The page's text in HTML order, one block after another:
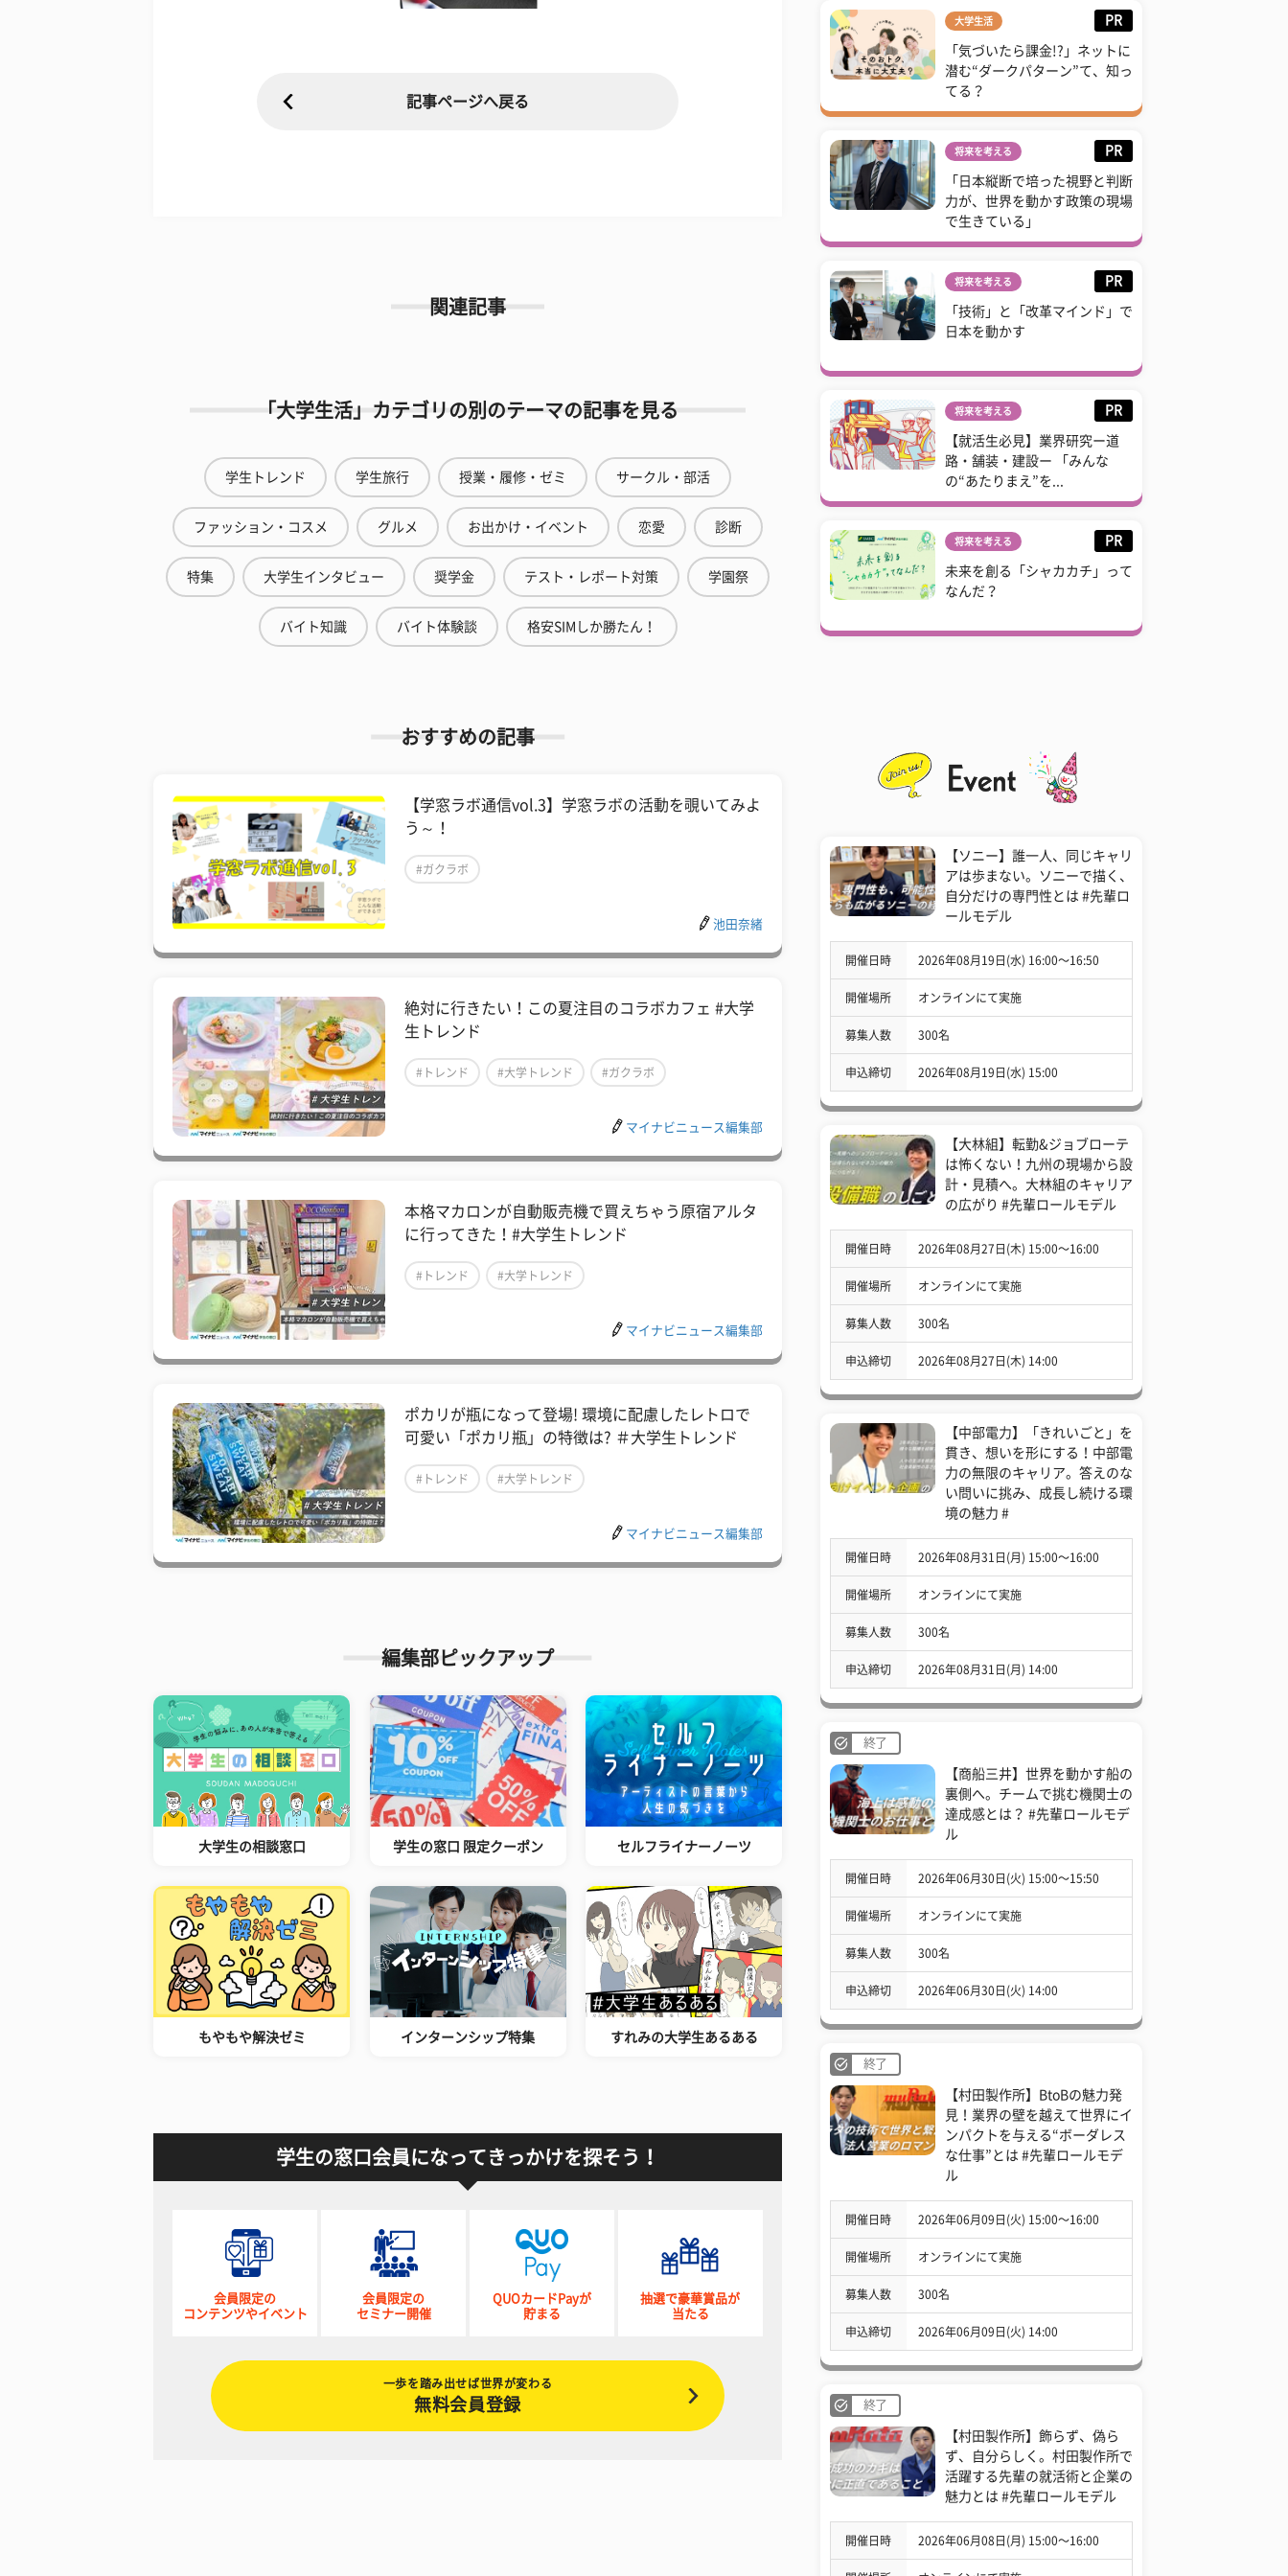
記事ページへ戻る
関連記事
「大学生活」カテゴリの別のテーマの記事を見る
学生トレンド 学生旅行 授業・履修・ゼミ サークル・部活
ファッション・コスメ グルメ お出かけ・イベント 恋愛 診断
特集 大学生インタビュー 奨学金 テスト・レポート対策 学園祭
バイト知識 バイト体験談 格安SIMしか勝たん！
おすすめの記事
【学窓ラボ通信vol.3】学窓ラボの活動を覗いてみよ
う～！
#ガクラボ
池田奈緒
絶対に行きたい！この夏注目のコラボカフェ #大学
生トレンド
#トレンド #大学トレンド #ガクラボ
マイナビニュース編集部
本格マカロンが自動販売機で買えちゃう原宿アルタ
に行ってきた！#大学生トレンド
#トレンド #大学トレンド
マイナビニュース編集部
ポカリが瓶になって登場! 環境に配慮したレトロで
可愛い「ポカリ瓶」の特徴は? ＃大学生トレンド
#トレンド #大学トレンド
マイナビニュース編集部
編集部ピックアップ
大学生の相談窓口 学生の窓口 限定クーポン セルフライナーノーツ
もやもや解決ゼミ インターンシップ特集 すれみの大学生あるある
学生の窓口会員になってきっかけを探そう！
会員限定の
コンテンツやイベント
会員限定の
セミナー開催
QUOカードPayが
貯まる
抽選で豪華賞品が
当たる
一歩を踏み出せば世界が変わる
無料会員登録
大学生活 PR
「気づいたら課金!?」ネットに
潜む“ダークパターン”て、知っ
てる？
将来を考える PR
「日本縦断で培った視野と判断
力が、世界を動かす政策の現場
で生きている」
将来を考える PR
「技術」と「改革マインド」で
日本を動かす
将来を考える PR
【就活生必見】業界研究ー道
路・舗装・建設ー 「みんな
の“あたりまえ”を...
将来を考える PR
未来を創る「シャカカチ」って
なんだ？
【ソニー】誰一人、同じキャリ
アは歩まない。ソニーで描く、
自分だけの専門性とは #先輩ロ
ールモデル
開催日時 2026年08月19日(水) 16:00〜16:50
開催場所 オンラインにて実施
募集人数 300名
申込締切 2026年08月19日(水) 15:00
【大林組】転勤&ジョブローテ
は怖くない！九州の現場から設
計・見積へ。大林組のキャリア
の広がり #先輩ロールモデル
開催日時 2026年08月27日(木) 15:00〜16:00
開催場所 オンラインにて実施
募集人数 300名
申込締切 2026年08月27日(木) 14:00
【中部電力】「きれいごと」を
貫き、想いを形にする！中部電
力の無限のキャリア。答えのな
い問いに挑み、成長し続ける環
境の魅力 #
開催日時 2026年08月31日(月) 15:00〜16:00
開催場所 オンラインにて実施
募集人数 300名
申込締切 2026年08月31日(月) 14:00
終了
【商船三井】世界を動かす船の
裏側へ。チームで挑む機関士の
達成感とは？ #先輩ロールモデ
ル
開催日時 2026年06月30日(火) 15:00〜15:50
開催場所 オンラインにて実施
募集人数 300名
申込締切 2026年06月30日(火) 14:00
終了
【村田製作所】BtoBの魅力発
見！業界の壁を越えて世界にイ
ンパクトを与える“ボーダレス
な仕事”とは #先輩ロールモデ
ル
開催日時 2026年06月09日(火) 15:00〜16:00
開催場所 オンラインにて実施
募集人数 300名
申込締切 2026年06月09日(火) 14:00
終了
【村田製作所】飾らず、偽ら
ず、自分らしく。村田製作所で
活躍する先輩の就活術と企業の
魅力とは #先輩ロールモデル
開催日時 2026年06月08日(月) 15:00〜16:00